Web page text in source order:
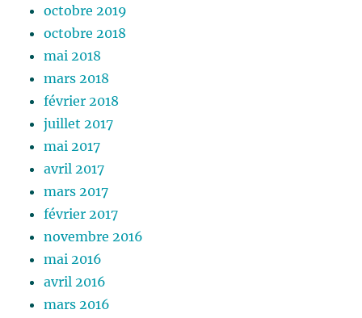
octobre 2019
octobre 2018
mai 2018
mars 2018
février 2018
juillet 2017
mai 2017
avril 2017
mars 2017
février 2017
novembre 2016
mai 2016
avril 2016
mars 2016